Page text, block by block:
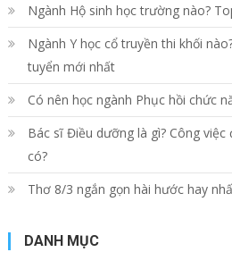
Ngành Hộ sinh học trường nào?
Ngành Y học cổ truyền thi khối
tuyển mới nhất
Có nên học ngành Phục hồi chức
Bác sĩ Điều dưỡng là gì? Công
có?
Thơ 8/3 ngắn gọn hài hước hay
DANH MỤC